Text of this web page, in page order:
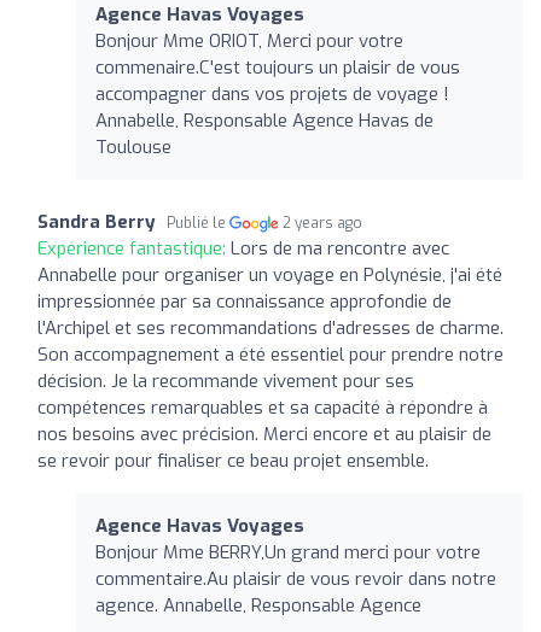
Agence Havas Voyages
Bonjour Mme ORIOT, Merci pour votre
commenaire.C'est toujours un plaisir de vous
accompagner dans vos projets de voyage !
Annabelle, Responsable Agence Havas de
Toulouse
Sandra Berry Publié le 2 years ago
Expérience fantastique: Lors de ma rencontre avec
Annabelle pour organiser un voyage en Polynésie, j'ai été
impressionnée par sa connaissance approfondie de
l'Archipel et ses recommandations d'adresses de charme.
Son accompagnement a été essentiel pour prendre notre
décision. Je la recommande vivement pour ses
compétences remarquables et sa capacité à répondre à
nos besoins avec précision. Merci encore et au plaisir de
se revoir pour finaliser ce beau projet ensemble.
Agence Havas Voyages
Bonjour Mme BERRY,Un grand merci pour votre
commentaire.Au plaisir de vous revoir dans notre
agence. Annabelle, Responsable Agence